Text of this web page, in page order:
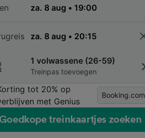
1 volwassene (26-59)
Treinpas toevoegen
tot 20% op
met Genius
Booking.com
Goedkope treinkaartjes zoeken